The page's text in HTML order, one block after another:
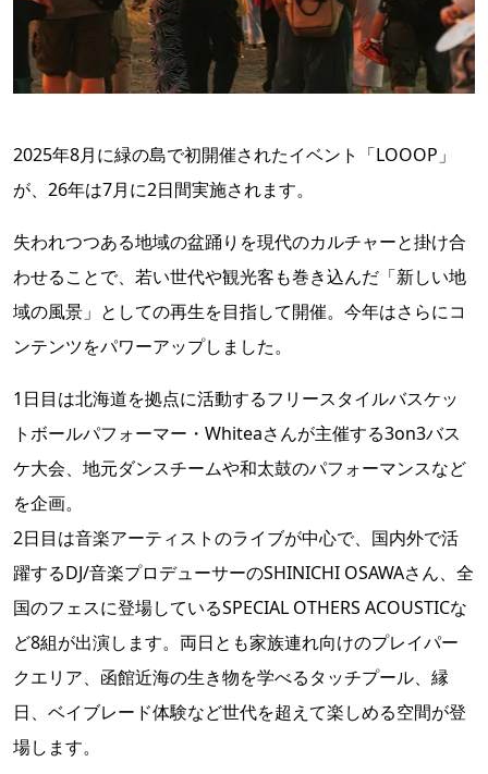
2025年8月に緑の島で初開催されたイベント「LOOOP」
が、26年は7月に2日間実施されます。
失われつつある地域の盆踊りを現代のカルチャーと掛け合
わせることで、若い世代や観光客も巻き込んだ「新しい地
域の風景」としての再生を目指して開催。今年はさらにコ
ンテンツをパワーアップしました。
1日目は北海道を拠点に活動するフリースタイルバスケッ
トボールパフォーマー・Whiteaさんが主催する3on3バス
ケ大会、地元ダンスチームや和太鼓のパフォーマンスなど
を企画。
2日目は音楽アーティストのライブが中心で、国内外で活
躍するDJ/音楽プロデューサーのSHINICHI OSAWAさん、全
国のフェスに登場しているSPECIAL OTHERS ACOUSTICな
ど8組が出演します。両日とも家族連れ向けのプレイパー
クエリア、函館近海の生き物を学べるタッチプール、縁
日、ベイブレード体験など世代を超えて楽しめる空間が登
場します。